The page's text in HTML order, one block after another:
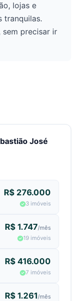
lojas e
tranquilas.
precisar ir
José
R$ 276.000
3 imóveis
R$ 1.747/mês
19 imóveis
R$ 416.000
7 imóveis
R$ 1.261/mês